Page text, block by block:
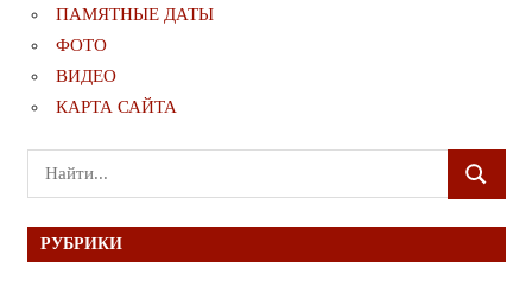
ПАМЯТНЫЕ ДАТЫ
ФОТО
ВИДЕО
КАРТА САЙТА
Поиск
для:
ПОИСК
РУБРИКИ